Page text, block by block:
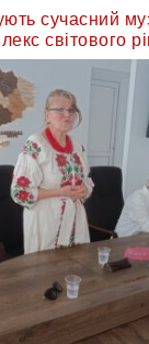
сучасний
світового